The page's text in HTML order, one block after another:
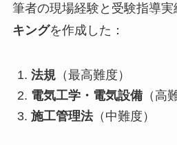
筆者の現場経験と受験指導実
キングを作成した：
法規（最高難度）
電気工学・電気設備（高
施工管理法（中難度）